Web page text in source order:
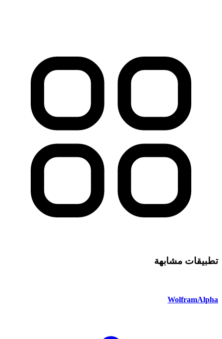
تطبيقات مشابهة
WolframAlpha